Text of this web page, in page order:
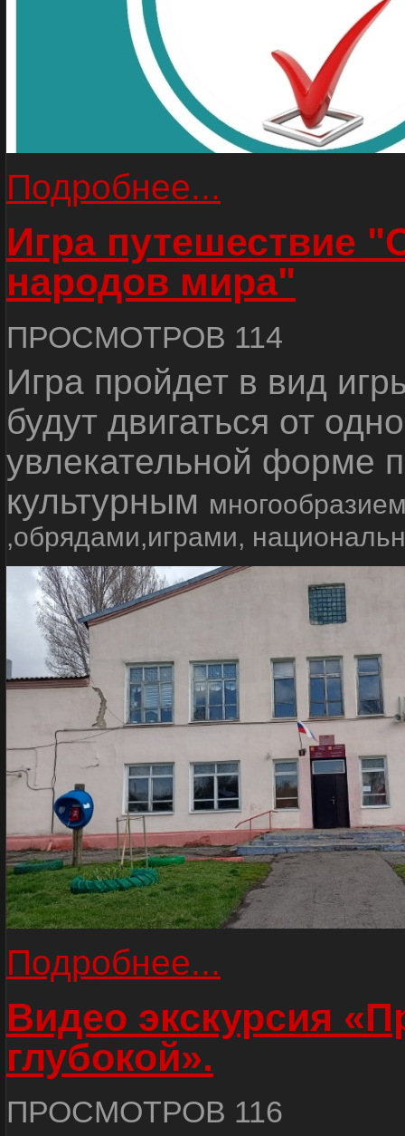
Подробнее...
Игра путешествие
народов мира"
ПРОСМОТРОВ 114
Игра пройдет в вид
будут двигаться от
увлекательной форме
культурным
,обрядами,играми,
Подробнее...
Видео экскурсия
глубокой».
ПРОСМОТРОВ 116